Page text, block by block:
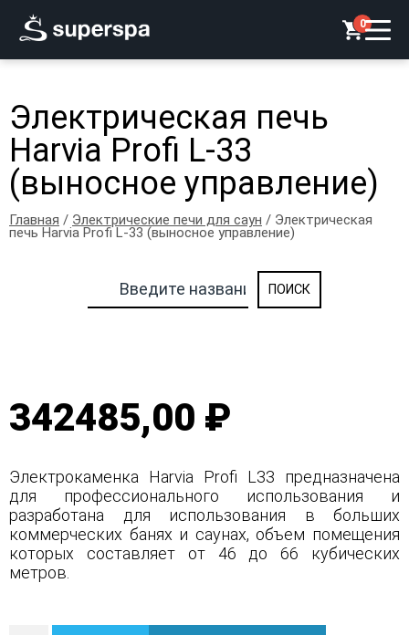
0
Электрическая печь
Harvia Profi L-33
(выносное управление)
Главная / Электрические печи для саун / Электрическая
печь Harvia Profi L-33 (выносное управление)
342485,00 ₽
Электрокаменка Harvia Profi L33 предназначена
для профессионального использования и
разработана для использования в больших
коммерческих банях и саунах, объем помещения
которых составляет от 46 до 66 кубических
метров.